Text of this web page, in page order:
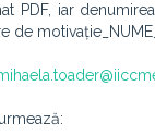
PDF, iar
de